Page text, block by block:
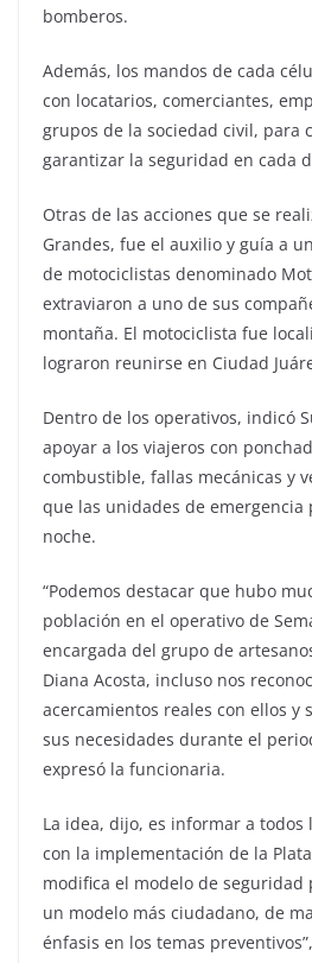
bomberos.
Además, los mandos de cada
con locatarios, comerciantes,
grupos de la sociedad civil, para
garantizar la seguridad en cada
Otras de las acciones que se
Grandes, fue el auxilio y guía a
de motociclistas denominado
extraviaron a uno de sus
montaña. El motociclista fue
lograron reunirse en Ciudad
Dentro de los operativos, indicó
apoyar a los viajeros con
combustible, fallas mecánicas y
que las unidades de
noche.
“Podemos destacar que hubo
población en el operativo de
encargada del grupo de
Diana Acosta, incluso nos
acercamientos reales con ellos y
sus necesidades durante el
expresó la funcionaria.
La idea, dijo, es informar a todos
con la implementación de la
modifica el modelo de seguridad
un modelo más ciudadano, de
énfasis en los temas